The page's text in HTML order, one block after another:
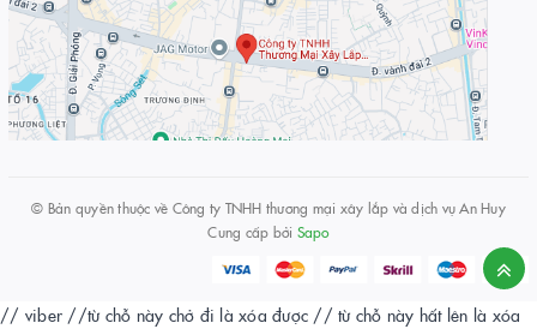
© Bản quyền thuộc về Công ty TNHH thương mại xây lắp và dịch vụ An Huy
Cung cấp bởi Sapo
// viber //từ chỗ này chở đi là xóa được // từ chỗ này hất lên là xóa